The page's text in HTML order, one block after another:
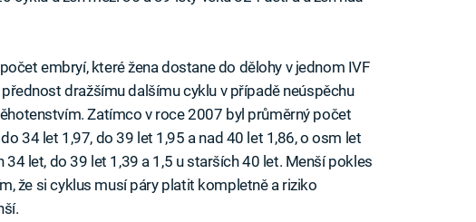
embryí, které žena dostane do dělohy v jednom IVF
dražšímu dalšímu cyklu v případě neúspěchu
Zatímco v roce 2007 byl průměrný počet
34 let 1,97, do 39 let 1,95 a nad 40 let 1,86, o osm let
let, do 39 let 1,39 a 1,5 u starších 40 let. Menší pokles
že si cyklus musí páry platit kompletně a riziko